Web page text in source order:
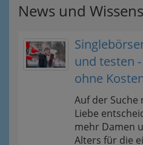
News und
und testen
ohne
Auf der Suche
Liebe
mehr Damen
Alters für die